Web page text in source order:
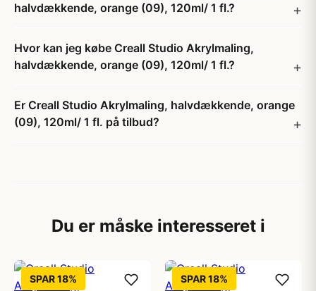
halvdækkende, orange (09), 120ml/ 1 fl.?
Hvor kan jeg købe Creall Studio Akrylmaling,
halvdækkende, orange (09), 120ml/ 1 fl.?
Er Creall Studio Akrylmaling, halvdækkende, orange
(09), 120ml/ 1 fl. på tilbud?
Du er måske interesseret i
SPAR 18% SPAR 18%